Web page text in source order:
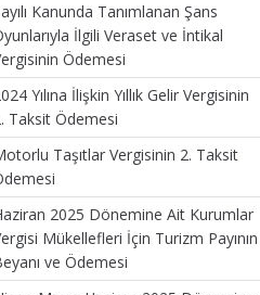
Kanunda Tanımlanan Şans
İlgili Veraset ve İntikal
Ödemesi
Yılına İlişkin Yıllık Gelir Vergisinin
Taksit Ödemesi
Taşıtlar Vergisinin 2. Taksit
2025 Dönemine Ait Kurumlar
Mükellefleri İçin Turizm Payının
ve Ödemesi